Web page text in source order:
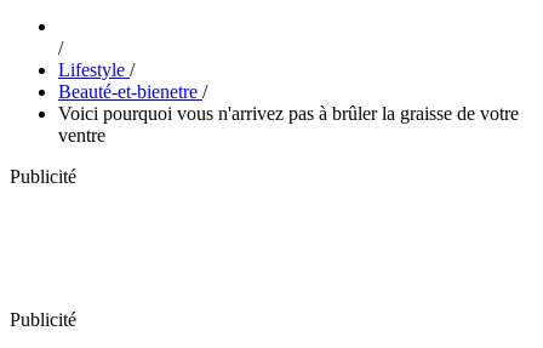
/
Lifestyle /
Beauté-et-bienetre /
Voici pourquoi vous n'arrivez pas à brûler la graisse de votre
ventre
Publicité
Publicité